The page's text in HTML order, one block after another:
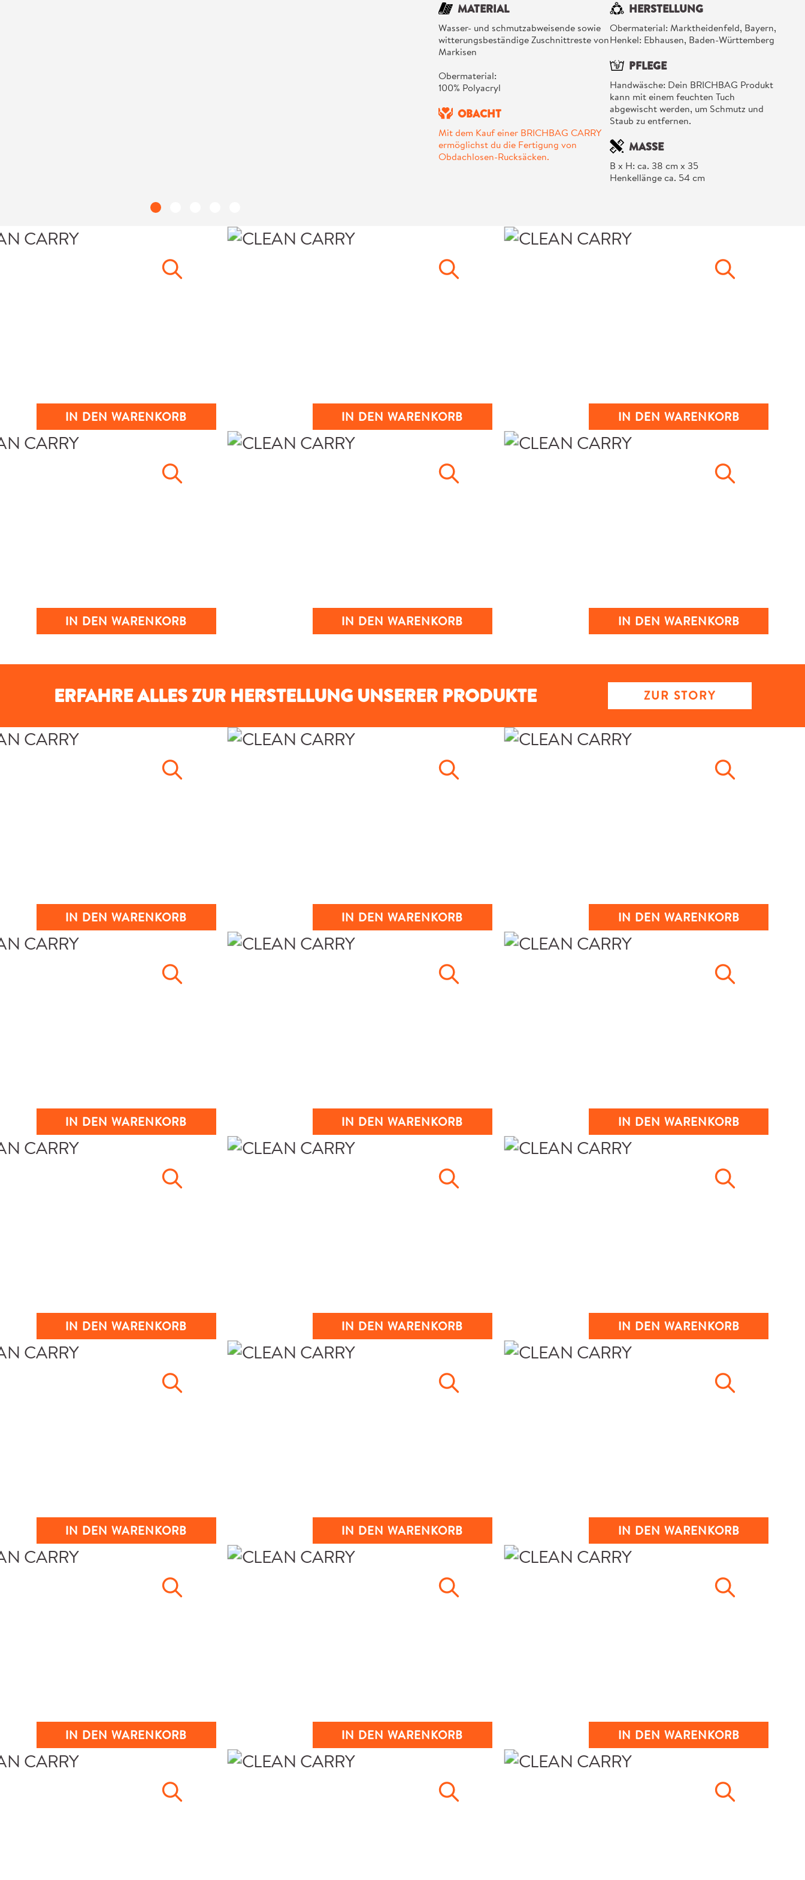
MATERIAL
Wasser- und schmutzabweisende sowie
witterungsbeständige Zuschnittreste von
Markisen
Obermaterial:
100% Polyacryl
OBACHT
Mit dem Kauf einer BRICHBAG CARRY
ermöglichst du die Fertigung von
Obdachlosen-Rucksäcken.
HERSTELLUNG
Obermaterial: Marktheidenfeld, Bayern,
Henkel: Ebhausen, Baden-Württemberg
PFLEGE
Handwäsche: Dein BRICHBAG Produkt
kann mit einem feuchten Tuch
abgewischt werden, um Schmutz und
Staub zu entfernen.
MASSE
B x H: ca. 38 cm x 35
Henkellänge ca. 54 cm
IN DEN WARENKORB IN DEN WARENKORB IN DEN WARENKORB
IN DEN WARENKORB IN DEN WARENKORB IN DEN WARENKORB
ERFAHRE ALLES ZUR HERSTELLUNG UNSERER PRODUKTE ZUR STORY
IN DEN WARENKORB IN DEN WARENKORB IN DEN WARENKORB
IN DEN WARENKORB IN DEN WARENKORB IN DEN WARENKORB
IN DEN WARENKORB IN DEN WARENKORB IN DEN WARENKORB
IN DEN WARENKORB IN DEN WARENKORB IN DEN WARENKORB
IN DEN WARENKORB IN DEN WARENKORB IN DEN WARENKORB